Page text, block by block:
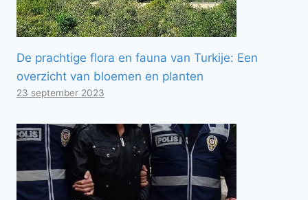
De prachtige flora en fauna van Turkije: Een
overzicht van bloemen en planten
23 september 2023